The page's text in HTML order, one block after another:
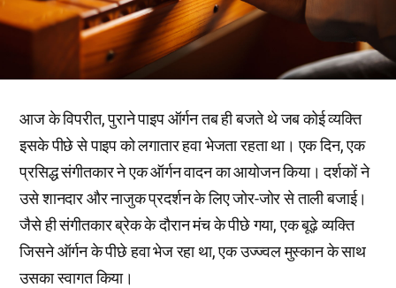
आज के विपरीत, पुराने पाइप ऑर्गन तब ही बजते थे जब कोई व्यक्ति
इसके पीछे से पाइप को लगातार हवा भेजता रहता था। एक दिन, एक
प्रसिद्ध संगीतकार ने एक ऑर्गन वादन का आयोजन किया। दर्शकों ने
उसे शानदार और नाजुक प्रदर्शन के लिए जोर-जोर से ताली बजाई।
जैसे ही संगीतकार ब्रेक के दौरान मंच के पीछे गया, एक बूढ़े व्यक्ति
जिसने ऑर्गन के पीछे हवा भेज रहा था, एक उज्ज्वल मुस्कान के साथ
उसका स्वागत किया।